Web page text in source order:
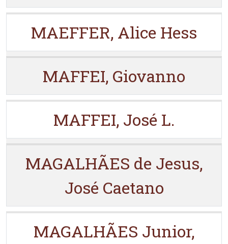
MAEFFER, Alice Hess
MAFFEI, Giovanno
MAFFEI, José L.
MAGALHÃES de Jesus,
José Caetano
MAGALHÃES Junior,